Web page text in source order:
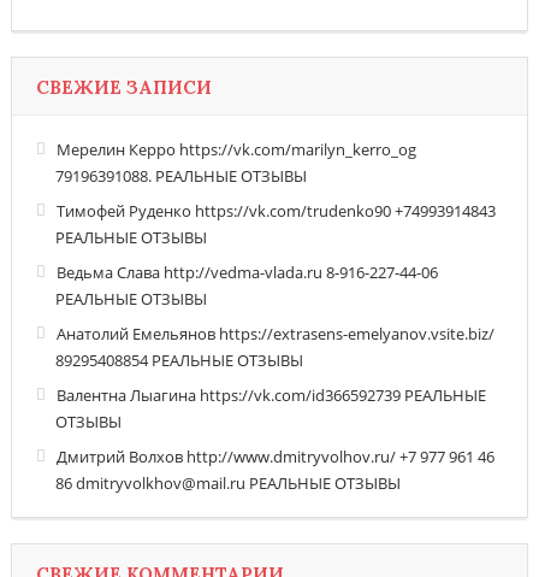
СВЕЖИЕ ЗАПИСИ
Мерелин Керро https://vk.com/marilyn_kerro_og
79196391088. РЕАЛЬНЫЕ ОТЗЫВЫ
Тимофей Руденко https://vk.com/trudenko90 +74993914843
РЕАЛЬНЫЕ ОТЗЫВЫ
Ведьма Слава http://vedma-vlada.ru 8-916-227-44-06
РЕАЛЬНЫЕ ОТЗЫВЫ
Анатолий Емельянов https://extrasens-emelyanov.vsite.biz/
89295408854 РЕАЛЬНЫЕ ОТЗЫВЫ
Валентна Лыагина https://vk.com/id366592739 РЕАЛЬНЫЕ
ОТЗЫВЫ
Дмитрий Волхов http://www.dmitryvolhov.ru/ +7 977 961 46
86 dmitryvolkhov@mail.ru РЕАЛЬНЫЕ ОТЗЫВЫ